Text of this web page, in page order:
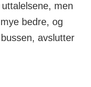
men
bedre, og
avslutter